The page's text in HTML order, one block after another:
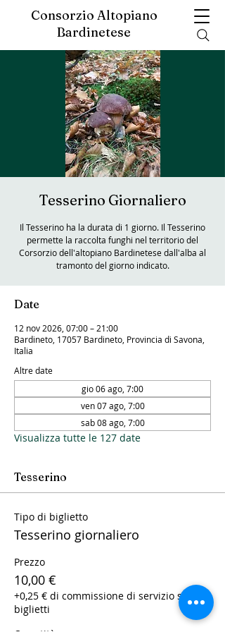
Consorzio Altopiano
Bardinetese
Tesserino Giornaliero
Il Tesserino ha la durata di 1 giorno. Il Tesserino
permette la raccolta funghi nel territorio del
Corsorzio dell'altopiano Bardinetese dall'alba al
tramonto del giorno indicato.
Date
12 nov 2026, 07:00 – 21:00
Bardineto, 17057 Bardineto, Provincia di Savona,
Italia
Altre date
gio 06 ago, 7:00
ven 07 ago, 7:00
sab 08 ago, 7:00
Visualizza tutte le 127 date
Tesserino
Tipo di biglietto
Tesserino giornaliero
Prezzo
10,00 €
+0,25 € di commissione di servizio sui
biglietti